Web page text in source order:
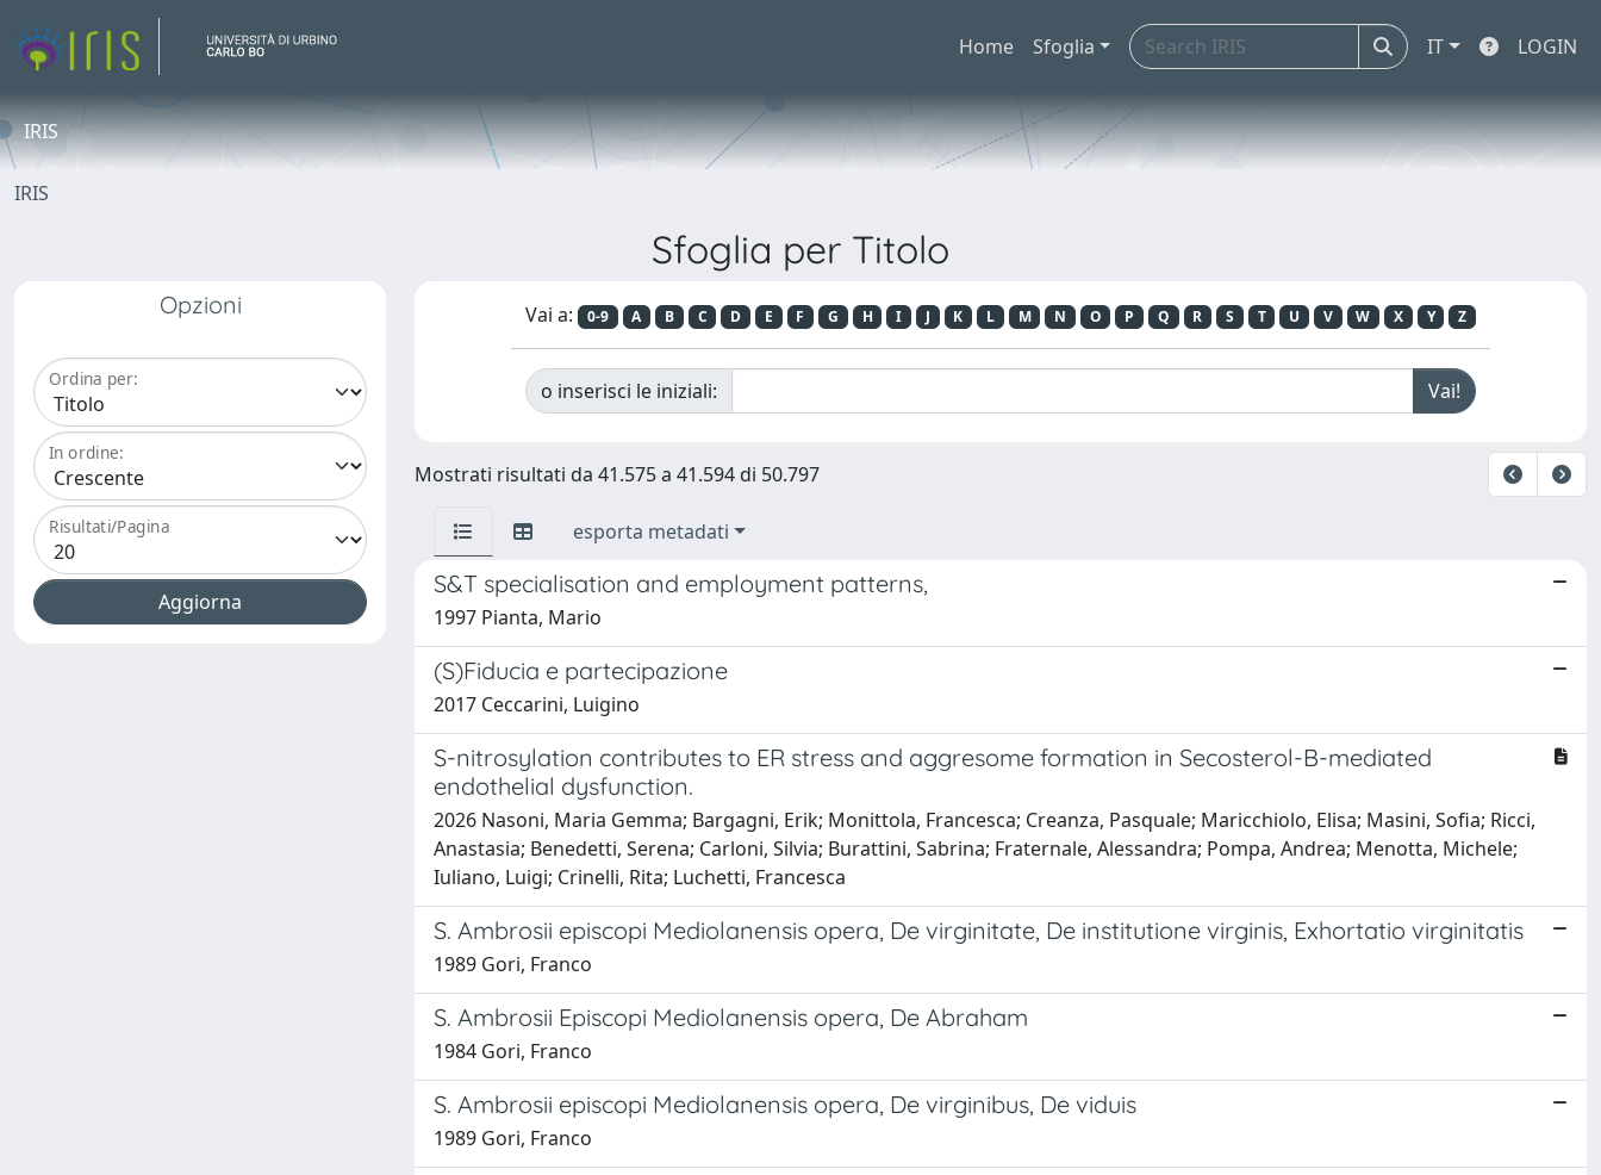
Home Sfoglia IT LOGIN
IRIS
IRIS
Sfoglia per Titolo
Opzioni
Ordina per:
In ordine:
Risultati/Pagina
Vai a: 0-9 A B C D E F G H I J K L M N O P Q R S T U V W X Y Z
o inserisci le iniziali:
Mostrati risultati da 41.575 a 41.594 di 50.797
esporta metadati
S&T specialisation and employment patterns,
1997 Pianta, Mario
(S)Fiducia e partecipazione
2017 Ceccarini, Luigino
S-nitrosylation contributes to ER stress and aggresome formation in Secosterol-B-mediated
endothelial dysfunction.
2026 Nasoni, Maria Gemma; Bargagni, Erik; Monittola, Francesca; Creanza, Pasquale; Maricchiolo, Elisa; Masini, Sofia; Ricci,
Anastasia; Benedetti, Serena; Carloni, Silvia; Burattini, Sabrina; Fraternale, Alessandra; Pompa, Andrea; Menotta, Michele;
Iuliano, Luigi; Crinelli, Rita; Luchetti, Francesca
S. Ambrosii episcopi Mediolanensis opera, De virginitate, De institutione virginis, Exhortatio virginitatis
1989 Gori, Franco
S. Ambrosii Episcopi Mediolanensis opera, De Abraham
1984 Gori, Franco
S. Ambrosii episcopi Mediolanensis opera, De virginibus, De viduis
1989 Gori, Franco